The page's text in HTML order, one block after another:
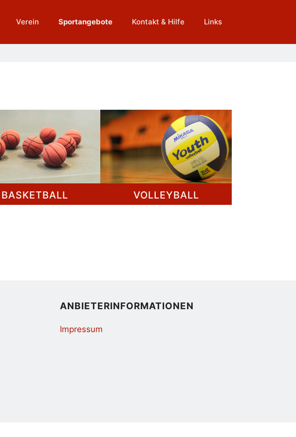
Verein Sportangebote Kontakt & Hilfe Links
BASKETBALL VOLLEYBALL
ANBIETERINFORMATIONEN
Impressum